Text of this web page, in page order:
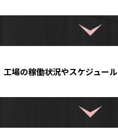
工場の稼働状況やスケジュール